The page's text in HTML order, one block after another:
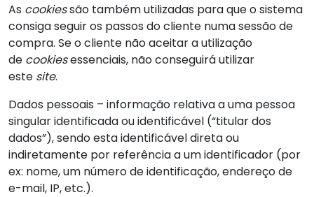
As cookiessão também utilizadas para que o sistema
consiga seguir os passos do cliente numa sessão de
compra. Se o cliente não aceitar a utilização
de cookiesessenciais, não conseguirá utilizar
este site.
Dados pessoais – informação relativa a uma pessoa
singular identificada ou identificável (“titular dos
dados”), sendo esta identificável direta ou
indiretamente por referência a um identificador (por
ex: nome, um número de identificação, endereço de
e-mail, IP, etc.).